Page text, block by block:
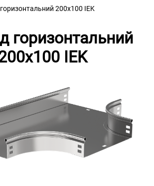
горизонтальний 200х100 IEK
горизонтальний
IEK